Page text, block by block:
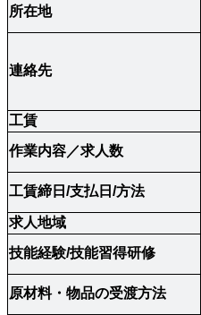
所在地
連絡先
工賃
作業内容／求人数
工賃締日/支払日/方法
求人地域
技能経験/技能習得研修
原材料・物品の受渡方法